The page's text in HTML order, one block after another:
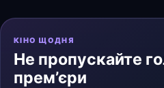
КІНО ЩОДНЯ
Не пропускайте
прем’єри